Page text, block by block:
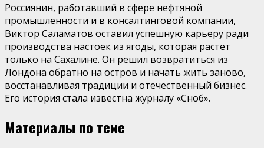
Россиянин, работавший в сфере нефтяной
промышленности и в консалтинговой компании,
Виктор Саламатов оставил успешную карьеру ради
производства настоек из ягоды, которая растет
только на Сахалине. Он решил возвратиться из
Лондона обратно на остров и начать жить заново,
восстанавливая традиции и отечественный бизнес.
Его история стала известна журналу «Сноб».
Материалы по теме